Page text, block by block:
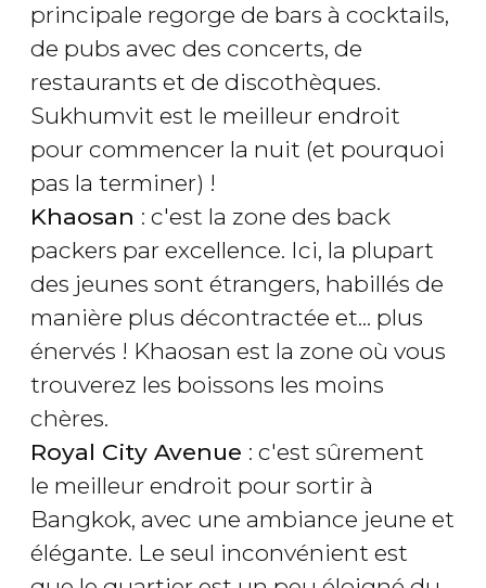
principale regorge de bars à cocktails,
de pubs avec des concerts, de
restaurants et de discothèques.
Sukhumvit est le meilleur endroit
pour commencer la nuit (et pourquoi
pas la terminer) !
Khaosan : c'est la zone des back
packers par excellence. Ici, la plupart
des jeunes sont étrangers, habillés de
manière plus décontractée et... plus
énervés ! Khaosan est la zone où vous
trouverez les boissons les moins
chères.
Royal City Avenue : c'est sûrement
le meilleur endroit pour sortir à
Bangkok, avec une ambiance jeune et
élégante. Le seul inconvénient est